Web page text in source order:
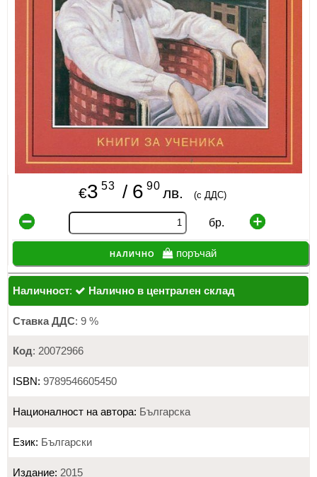
ИНСТРУМЕНТИ
€3 53 / 6 90 лв. (с ДДС)
бр.
налично поръчай
Наличност: Налично в централен склад
Ставка ДДС: 9 %
Код: 20072966
ISBN: 9789546605450
Националност на автора: Българска
Език: Български
Издание: 2015